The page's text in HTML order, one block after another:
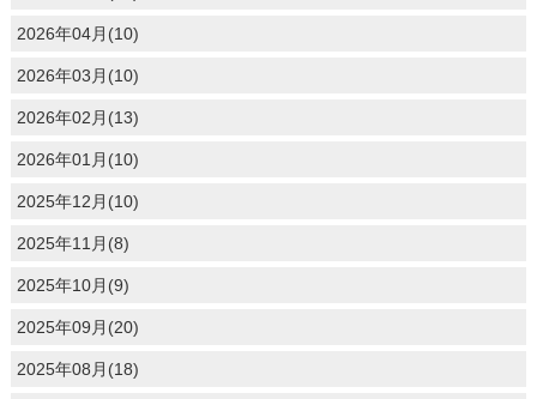
2026年04月(10)
2026年03月(10)
2026年02月(13)
2026年01月(10)
2025年12月(10)
2025年11月(8)
2025年10月(9)
2025年09月(20)
2025年08月(18)